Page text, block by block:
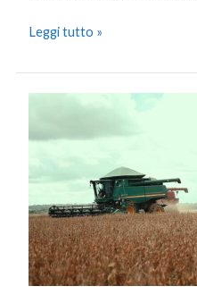
Leggi tutto »
L’agroalimentare
vale
il
15%
dell’economia